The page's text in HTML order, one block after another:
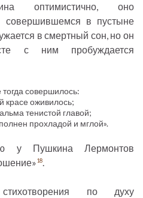
оптимистично, оно
совершившемся в пустыне
в смертный сон, но он
с ним пробуждается
тогда совершилось:
красе оживилось;
тенистой главой;
прохладой и мглой».
у Пушкина Лермонтов
18.
по духу